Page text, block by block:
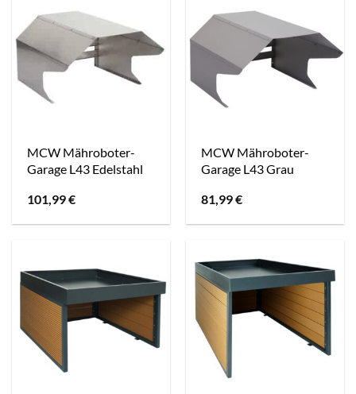
MCW Mähroboter-
Garage L43 Edelstahl
101,99€
MCW Mähroboter-
Garage L43 Grau
81,99€